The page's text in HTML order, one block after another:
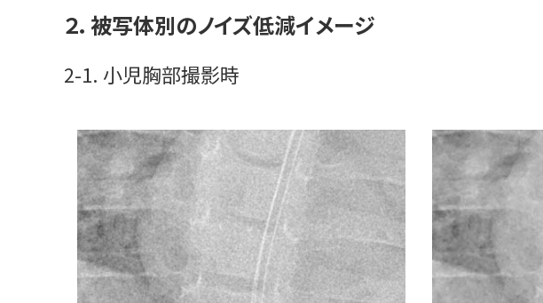
２．被写体別のノイズ低減イメージ
2-1. 小児胸部撮影時